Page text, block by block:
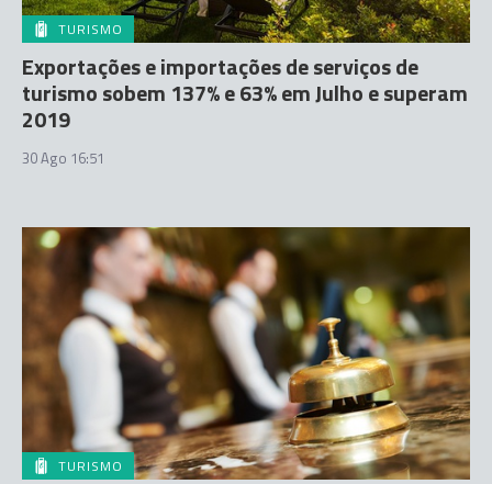
TURISMO
Exportações e importações de serviços de
turismo sobem 137% e 63% em Julho e superam
2019
30 Ago 16:51
TURISMO